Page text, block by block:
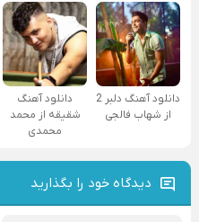
دانلود آهنگ دلبر 2
از شهاب فالجی
دانلود آهنگ
شقیقه از محمد
محمدی
دیدگاه خود را بگذارید